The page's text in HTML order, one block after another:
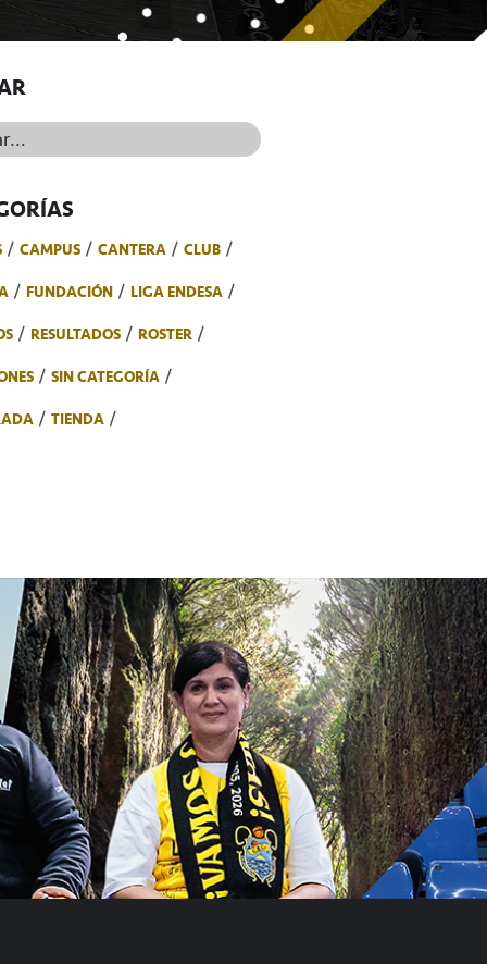
CAMPUS CANTERA
CLUB
FUNDACIÓN
LIGA ENDESA
RESULTADOS
ROSTER
SIN CATEGORÍA
TIENDA